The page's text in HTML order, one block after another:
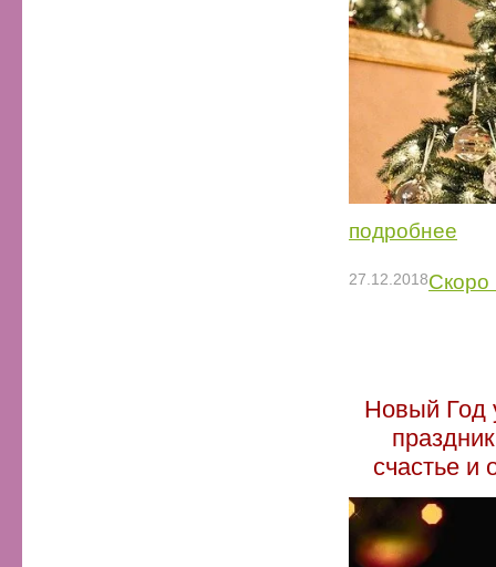
подробнее
27.12.2018Скоро
Новый Год
счастье и